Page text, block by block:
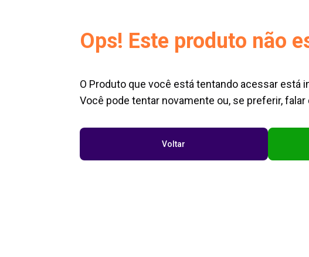
Ops! Este produto não
O Produto que você está tentando acessar está
Você pode tentar novamente ou, se preferir,
Voltar